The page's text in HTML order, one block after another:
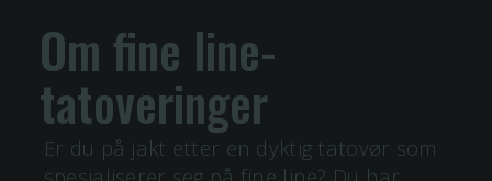
Om fine line-
tatoveringer
Er du på jakt etter en dyktig tatovør som